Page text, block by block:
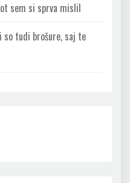
sem si sprva mislil
so tudi brošure, saj te